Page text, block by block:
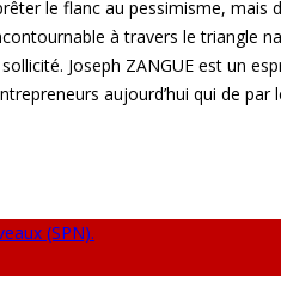
le flanc au pessimisme, mais
à travers le triangle
Joseph ZANGUE est un
aujourd’hui qui de
(SPN).